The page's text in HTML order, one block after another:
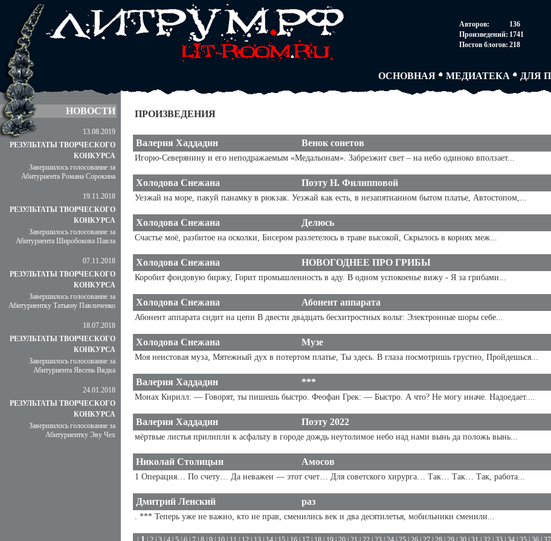
Авторов:
136
Произведений: 1741
Постов блогов: 218
ОСНОВНАЯ МЕДИАТЕКА
ПАРТНЕРСТВО
ТВОРЧЕСКИЕ ГРУППЫ
ДЛЯ
НОВОСТИ
13.08.2019
РЕЗУЛЬТАТЫ ТВОРЧЕСКОГО
КОНКУРСА
Завершилось голосование за
Абитуриента Романа Сорокина
19.11.2018
РЕЗУЛЬТАТЫ ТВОРЧЕСКОГО
КОНКУРСА
Завершилось голосование за
Абитуриента Широбокова Павла
07.11.2018
РЕЗУЛЬТАТЫ ТВОРЧЕСКОГО
КОНКУРСА
Завершилось голосование за
Абитуриентку Татьяну Павличенко
18.07.2018
РЕЗУЛЬТАТЫ ТВОРЧЕСКОГО
КОНКУРСА
Завершилось голосование за
Абитуриента Явсень Вядка
24.01.2018
РЕЗУЛЬТАТЫ ТВОРЧЕСКОГО
КОНКУРСА
Завершилось голосование за
Абитуриентку Эву Чех
ПРОИЗВЕДЕНИЯ
Валерия Хаддадин Венок сонетов
Игорю-Северянину и его неподражаемым «Медальонам». Забрезжит свет – на небо одиноко вползает...
Холодова Снежана Поэту Н. Филипповой
Уезжай на море, пакуй панамку в рюкзак. Уезжай как есть, в незапятнанном бытом платье, Автостопом,...
Холодова Снежана Делюсь
Счастье моё, разбитое на осколки, Бисером разлетелось в траве высокой, Скрылось в корнях меж...
Холодова Снежана НОВОГОДНЕЕ ПРО ГРИБЫ
Коробит фондовую биржу, Горит промышленность в аду. В одном успокоенье вижу - Я за грибами...
Холодова Снежана Абонент аппарата
Абонент аппарата сидит на цепи В двести двадцать бесхитростных вольт: Электронные шоры себе...
Холодова Снежана Музе
Моя неистовая муза, Мятежный дух в потертом платье, Ты здесь. В глаза посмотришь грустно, Пройдешься...
Валерия Хаддадин ***
Монах Кирилл: — Говорят, ты пишешь быстро. Феофан Грек: — Быстро. А что? Не могу иначе. Надоедает....
Валерия Хаддадин Поэту 2022
мёртвые листья прилипли к асфальту в городе дождь неутолимое небо над нами вынь да положь вынь...
Николай Столицын Амосов
1 Операция… По счету… Да неважен — этот счет… Для советского хирурга… Так… Так… Так, работа...
Дмитрий Ленский раз
. *** Теперь уже не важно, кто не прав, сменились век и два десятилетья, мобильники сменили...